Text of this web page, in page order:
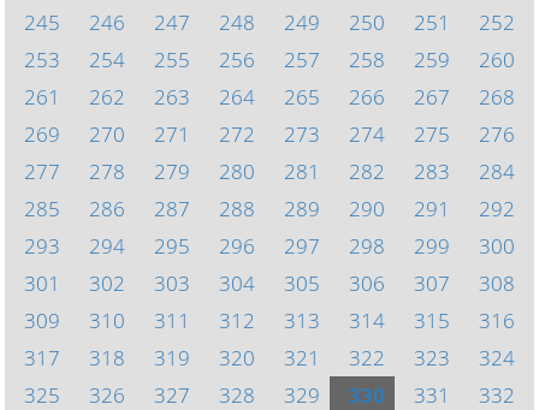
245
246 247 248 249 250 251
252
253
254 255 256 257 258 259
260
261
262 263 264 265 266 267
268
269
270 271 272 273 274 275
276
277
278 279 280 281 282 283
284
285
286 287 288 289 290 291
292
293
294 295 296 297 298 299
300
301
302 303 304 305 306 307
308
309
310 311 312 313 314 315
316
317
318 319 320 321 322 323
324
325
326 327 328 329 330 331
332